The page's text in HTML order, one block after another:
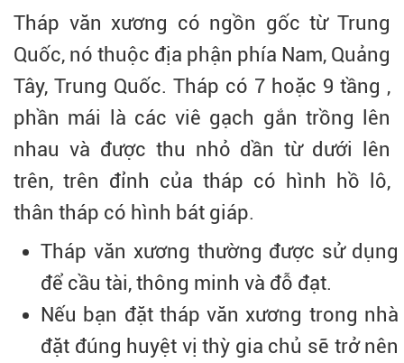
Tháp văn xương có ngồn gốc từ Trung
Quốc, nó thuộc địa phận phía Nam, Quảng
Tây, Trung Quốc. Tháp có 7 hoặc 9 tầng ,
phần mái là các viê gạch gắn trồng lên
nhau và được thu nhỏ dần từ dưới lên
trên, trên đỉnh của tháp có hình hồ lô,
thân tháp có hình bát giáp.
Tháp văn xương thường được sử dụng
để cầu tài, thông minh và đỗ đạt.
Nếu bạn đặt tháp văn xương trong nhà
đặt đúng huyệt vị thỳ gia chủ sẽ trở nên